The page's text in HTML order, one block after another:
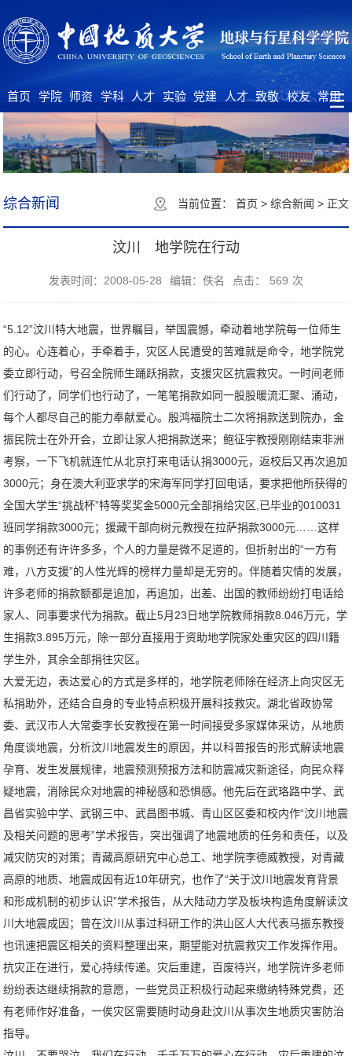
首页 学院
概况
师资
队伍
学科
建设
人才
培养
实验
中心
党建
工作
人才
招聘
致敬 校友 常用
综合新闻 当前位置： 首页 > 综合新闻 >正文
汶川 地学院在行动
发表时间：2008-05-28 编辑：佚名 点击： 569 次
“5.12”汶川特大地震，世界瞩目，举国震憾，牵动着地学院每一位师生
的心。心连着心，手牵着手，灾区人民遭受的苦难就是命令，地学院党
委立即行动，号召全院师生踊跃捐款，支援灾区抗震救灾。一时间老师
们行动了，同学们也行动了，一笔笔捐款如同一股股暖流汇聚、涌动，
每个人都尽自己的能力奉献爱心。殷鸿福院士二次将捐款送到院办，金
振民院士在外开会，立即让家人把捐款送来；鲍征宇教授刚刚结束非洲
考察，一下飞机就连忙从北京打来电话认捐3000元，返校后又再次追加
3000元；身在澳大利亚求学的宋海军同学打回电话，要求把他所获得的
全国大学生“挑战杯”特等奖奖金5000元全部捐给灾区,已毕业的010031
班同学捐款3000元；援藏干部向树元教授在拉萨捐款3000元……这样
的事例还有许许多多，个人的力量是微不足道的，但折射出的“一方有
难，八方支援”的人性光辉的榜样力量却是无穷的。伴随着灾情的发展，
许多老师的捐款额都是追加，再追加，出差、出国的教师纷纷打电话给
家人、同事要求代为捐款。截止5月23日地学院教师捐款8.046万元，学
生捐款3.895万元，除一部分直接用于资助地学院家处重灾区的四川籍
学生外，其余全部捐往灾区。
大爱无边，表达爱心的方式是多样的，地学院老师除在经济上向灾区无
私捐助外，还结合自身的专业特点积极开展科技救灾。湖北省政协常
委、武汉市人大常委李长安教授在第一时间接受多家媒体采访，从地质
角度谈地震，分析汶川地震发生的原因，并以科普报告的形式解读地震
孕育、发生发展规律，地震预测预报方法和防震减灾新途径，向民众释
疑地震，消除民众对地震的神秘感和恐惧感。他先后在武珞路中学、武
昌省实验中学、武钢三中、武昌图书城、青山区区委和校内作“汶川地震
及相关问题的思考”学术报告，突出强调了地震地质的任务和责任，以及
减灾防灾的对策；青藏高原研究中心总工、地学院李德威教授，对青藏
高原的地质、地震成因有近10年研究，也作了“关于汶川地震发育背景
和形成机制的初步认识”学术报告，从大陆动力学及板块构造角度解读汶
川大地震成因；曾在汶川从事过科研工作的洪山区人大代表马振东教授
也讯速把震区相关的资料整理出来，期望能对抗震救灾工作发挥作用。
抗灾正在进行，爱心持续传递。灾后重建，百废待兴，地学院许多老师
纷纷表达继续捐款的意愿，一些党员正积极行动起来缴纳特殊党费，还
有老师作好准备，一俟灾区需要随时动身赴汶川从事次生地质灾害防治
指导。